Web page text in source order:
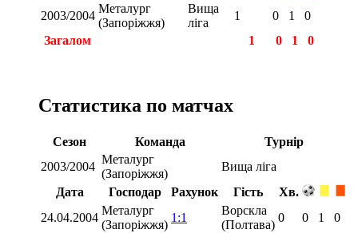
2003/2004
Металург
(Запоріжжя)
Вища
ліга
1 0 1
0
Загалом
1 0 1 0
Статистика по матчах
Сезон Команда
Турнір
2003/2004
Металург
(Запоріжжя)
Вища ліга
Дата
Господар Рахунок Гість
Хв.
24.04.2004
Металург
(Запоріжжя)
1:1
Ворскла
(Полтава)
0 0 1
0